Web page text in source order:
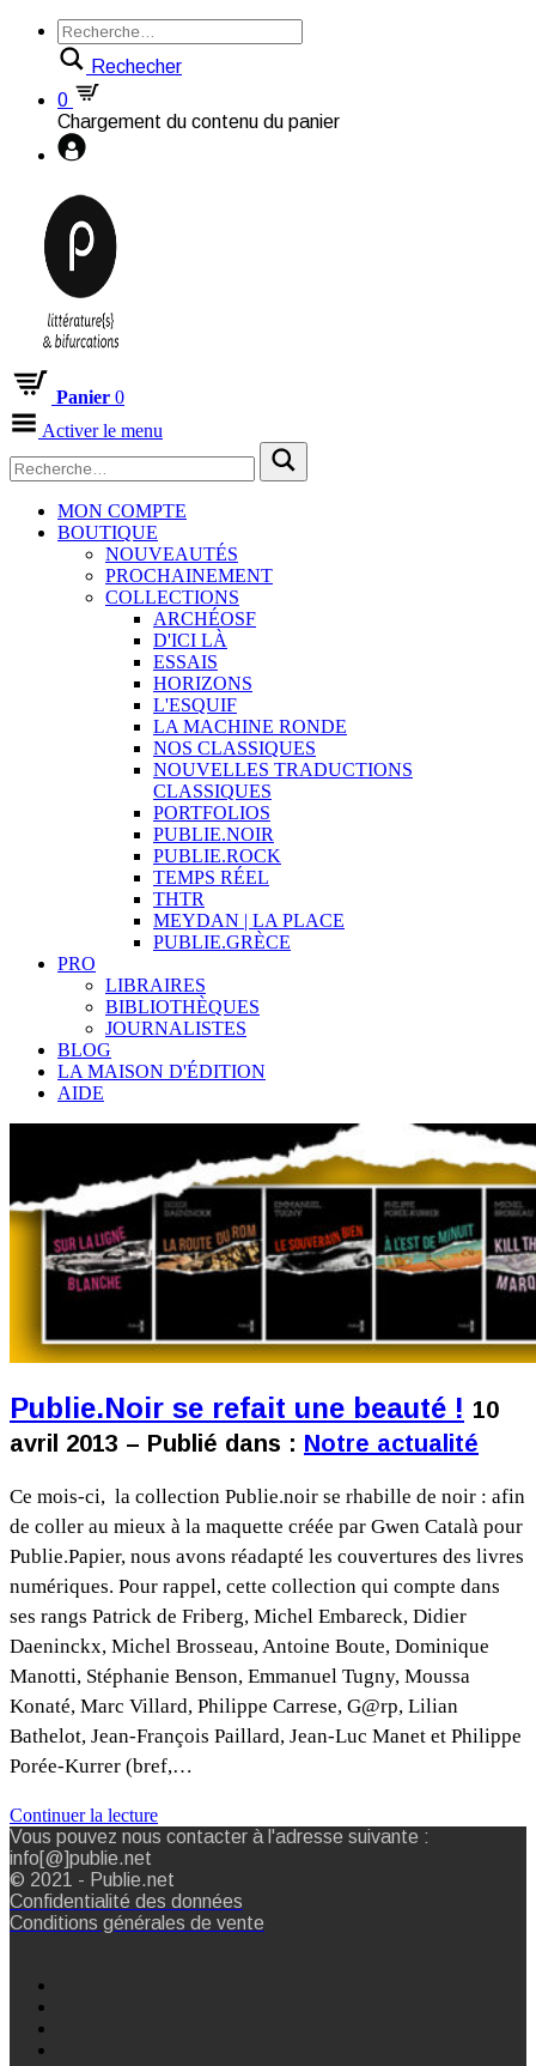
Rechecher
0
Chargement du contenu du panier
Panier 0
Activer le menu
MON COMPTE
BOUTIQUE
NOUVEAUTÉS
PROCHAINEMENT
COLLECTIONS
ARCHÉOSF
D'ICI LÀ
ESSAIS
HORIZONS
L'ESQUIF
LA MACHINE RONDE
NOS CLASSIQUES
NOUVELLES TRADUCTIONS
CLASSIQUES
PORTFOLIOS
PUBLIE.NOIR
PUBLIE.ROCK
TEMPS RÉEL
THTR
MEYDAN | LA PLACE
PUBLIE.GRÈCE
PRO
LIBRAIRES
BIBLIOTHÈQUES
JOURNALISTES
BLOG
LA MAISON D'ÉDITION
AIDE
Publie.Noir se refait une beauté ! 10
avril 2013 – Publié dans : Notre actualité
Ce mois-ci, la collection Publie.noir se rhabille de noir : afin
de coller au mieux à la maquette créée par Gwen Català pour
Publie.Papier, nous avons réadapté les couvertures des livres
numériques. Pour rappel, cette collection qui compte dans
ses rangs Patrick de Friberg, Michel Embareck, Didier
Daeninckx, Michel Brosseau, Antoine Boute, Dominique
Manotti, Stéphanie Benson, Emmanuel Tugny, Moussa
Konaté, Marc Villard, Philippe Carrese, G@rp, Lilian
Bathelot, Jean-François Paillard, Jean-Luc Manet et Philippe
Porée-Kurrer (bref,…
Continuer la lecture
Vous pouvez nous contacter à l'adresse suivante :
info[@]publie.net
© 2021 - Publie.net
Confidentialité des données
Conditions générales de vente